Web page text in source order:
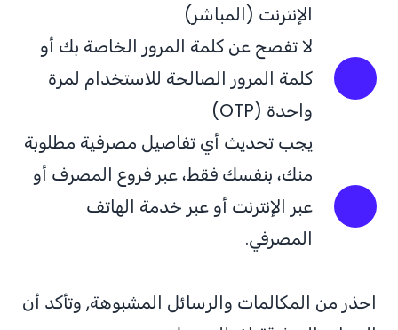
الإنترنت (المباشر)
لا تفصح عن كلمة المرور الخاصة بك أو
كلمة المرور الصالحة للاستخدام لمرة
واحدة (OTP)
يجب تحديث أي تفاصيل مصرفية مطلوبة
منك، بنفسك فقط، عبر فروع المصرف أو
عبر الإنترنت أو عبر خدمة الهاتف
المصرفي.
احذر من المكالمات والرسائل المشبوهة, وتأكد أن